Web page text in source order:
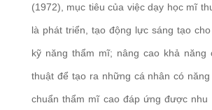
(1972), mục tiêu của việc dạy học mĩ
là phát triển, tạo động lực sáng tạo
kỹ năng thẩm mĩ; nâng cao khả năng
thuật để tạo ra những cá nhân có
chuẩn thẩm mĩ cao đáp ứng được nhu